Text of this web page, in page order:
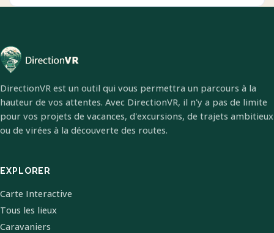
DirectionVR est un outil qui vous permettra un parcours à la
hauteur de vos attentes. Avec DirectionVR, il n'y a pas de limite
pour vos projets de vacances, d'excursions, de trajets ambitieux
ou de virées à la découverte des routes.
EXPLORER
Carte Interactive
Tous les lieux
Caravaniers